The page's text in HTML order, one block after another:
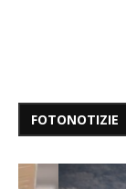
FOTONOTIZIE